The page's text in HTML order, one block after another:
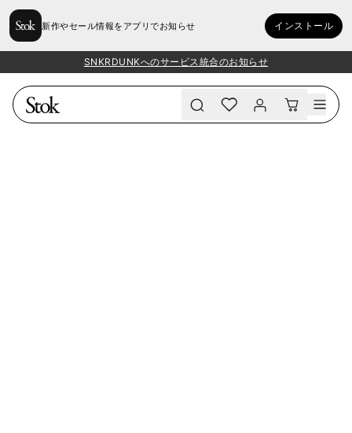
新作やセール情報をアプリでお知らせ インストール
SNKRDUNKへのサービス統合のお知らせ